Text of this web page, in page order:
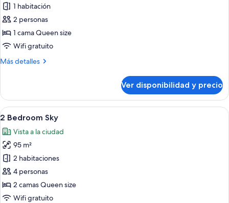
de
1
Bedroom
Deluxe
1 habitación
2 personas
1 cama Queen size
Wifi gratuito
Más detalles
Más
Bedroom
Deluxe
Sky
Ver disponibilidad y precio
Ver
todas
las
fotos
de
2
Bedroom
Sky
Una cocina moderna con una isla
7
2 Bedroom Sky
Vista a la ciudad
95 m²
2 habitaciones
4 personas
2 camas Queen size
Wifi gratuito